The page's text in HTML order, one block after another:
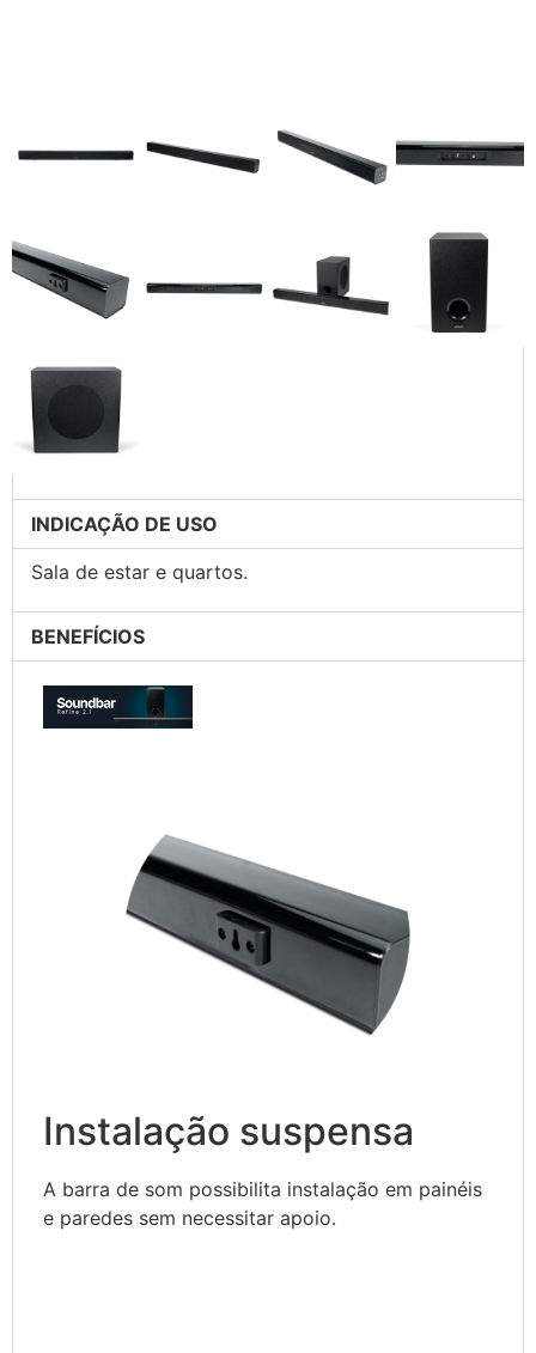
INDICAÇÃO DE USO
Sala de estar e quartos.
BENEFÍCIOS
Instalação suspensa
A barra de som possibilita instalação em painéis
e paredes sem necessitar apoio.